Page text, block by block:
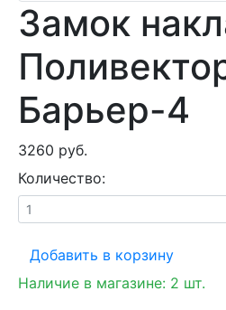
Замок
Барьер-4
3260 руб.
Количество:
Добавить в корзину
Наличие в магазине: 2 шт.